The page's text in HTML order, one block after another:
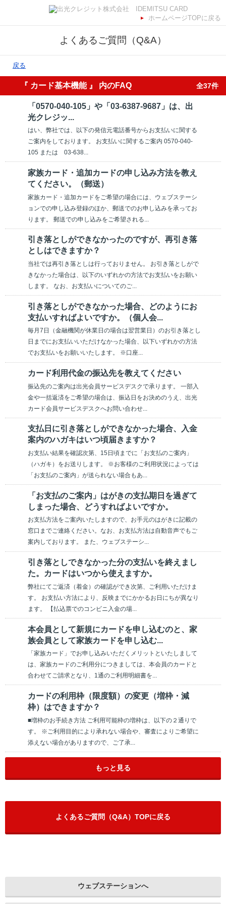
ホームページTOPに戻る
よくあるご質問（Q&A）
戻る
『 カード基本機能 』 内のFAQ 全37件
「0570-040-105」や「03-6387-9687」は、出
光クレジッ...
はい、弊社では、以下の発信元電話番号からお支払いに関する
ご案内をしております。 お支払いに関するご案内 0570-040-
105 または 03-638...
家族カード・追加カードの申し込み方法を教え
てください。（郵送）
家族カード・追加カードをご希望の場合には、ウェブステーシ
ョンでの申し込み登録のほか、郵送でのお申し込みを承ってお
ります。 郵送での申し込みをご希望される...
引き落としができなかったのですが、再引き落
としはできますか？
当社では再引き落としは行っておりません。 お引き落としがで
きなかった場合は、以下のいずれかの方法でお支払いをお願い
します。 なお、お支払いについてのご...
引き落としができなかった場合、どのようにお
支払いすればよいですか。（個人会...
毎月7日（金融機関が休業日の場合は翌営業日）のお引き落とし
日までにお支払いいただけなかった場合、以下いずれかの方法
でお支払いをお願いいたします。 ※口座...
カード利用代金の振込先を教えてください
振込先のご案内は出光会員サービスデスクで承ります。 一部入
金や一括返済をご希望の場合は、振込日をお決めのうえ、出光
カード会員サービスデスクへお問い合わせ...
支払日に引き落としができなかった場合、入金
案内のハガキはいつ頃届きますか？
お支払い結果を確認次第、15日頃までに「お支払のご案内」
（ハガキ）をお送りします。 ※お客様のご利用状況によっては
「お支払のご案内」が送られない場合もあ...
「お支払のご案内」はがきの支払期日を過ぎて
しまった場合、どうすればよいですか。
お支払方法をご案内いたしますので、お手元のはがきに記載の
窓口までご連絡ください。なお、お支払方法は自動音声でもご
案内しております。 また、ウェブステーシ...
引き落としできなかった分の支払いを終えまし
た。カードはいつから使えますか。
弊社にてご返済（着金）の確認ができ次第、ご利用いただけま
す。 お支払い方法により、反映までにかかるお日にちが異なり
ます。 【払込票でのコンビニ入金の場...
本会員として新規にカードを申し込むのと、家
族会員として家族カードを申し込む...
「家族カード」でお申し込みいただくメリットといたしまして
は、家族カードのご利用分につきましては、本会員のカードと
合わせてご請求となり、1通のご利用明細書を...
カードの利用枠（限度額）の変更（増枠・減
枠）はできますか？
■増枠のお手続き方法 ご利用可能枠の増枠は、以下の２通りで
す。 ※ご利用目的により承れない場合や、審査によりご希望に
添えない場合がありますので、ご了承...
もっと見る
よくあるご質問（Q&A）TOPに戻る
ウェブステーションへ